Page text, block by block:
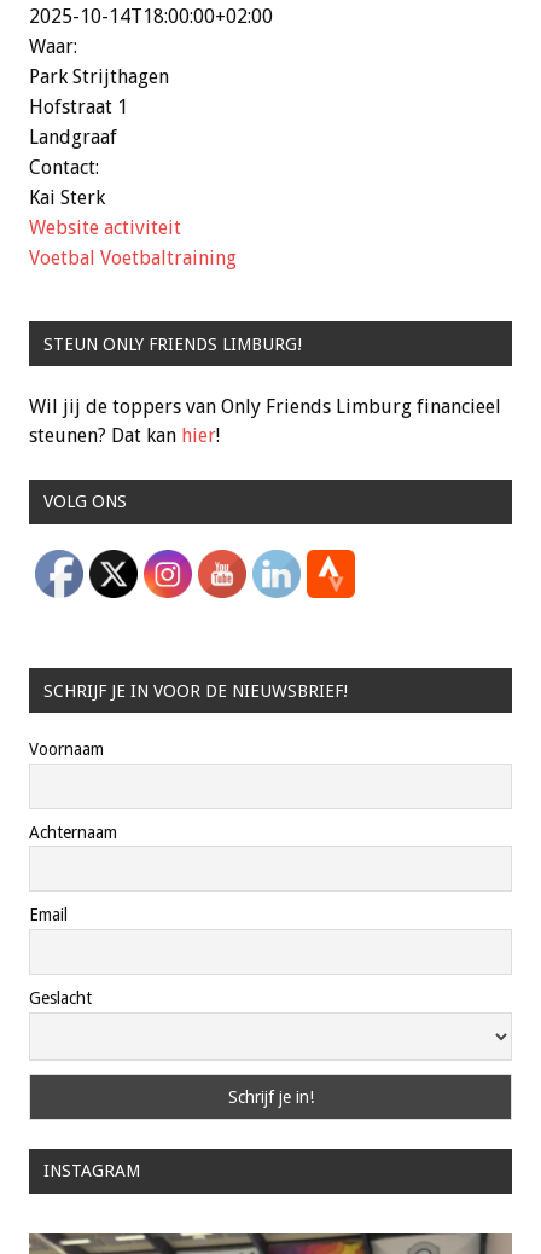
2025-10-14T18:00:00+02:00
Waar:
Park Strijthagen
Hofstraat 1
Landgraaf
Contact:
Kai Sterk
Website activiteit
Voetbal Voetbaltraining
STEUN ONLY FRIENDS LIMBURG!
Wil jij de toppers van Only Friends Limburg financieel
steunen? Dat kan hier!
VOLG ONS
SCHRIJF JE IN VOOR DE NIEUWSBRIEF!
Voornaam
Achternaam
Email
Geslacht
INSTAGRAM